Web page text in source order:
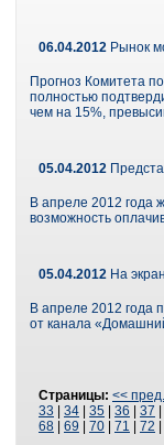
06.04.2012 Рынок
Прогноз Комитета
полностью
чем на 15%,
05.04.2012
В апреле 2012 года
возможность
05.04.2012 На
В апреле 2012 года
от канала
Страницы: << пред.
33
34 35 36 37
68
69 70 71 72